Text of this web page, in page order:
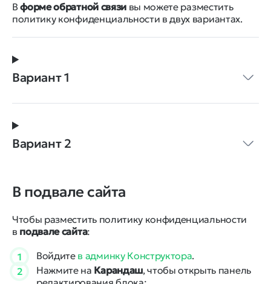
Вформе обратной связивы можете разместить
политику конфиденциальности в двух вариантах.
Вариант 1
Вариант 2
В подвале сайта
Чтобы разместить политику конфиденциальности
в подвале сайта:
1 Войдите в админку Конструктора.
2
Нажмите на Карандаш, чтобы открыть панель